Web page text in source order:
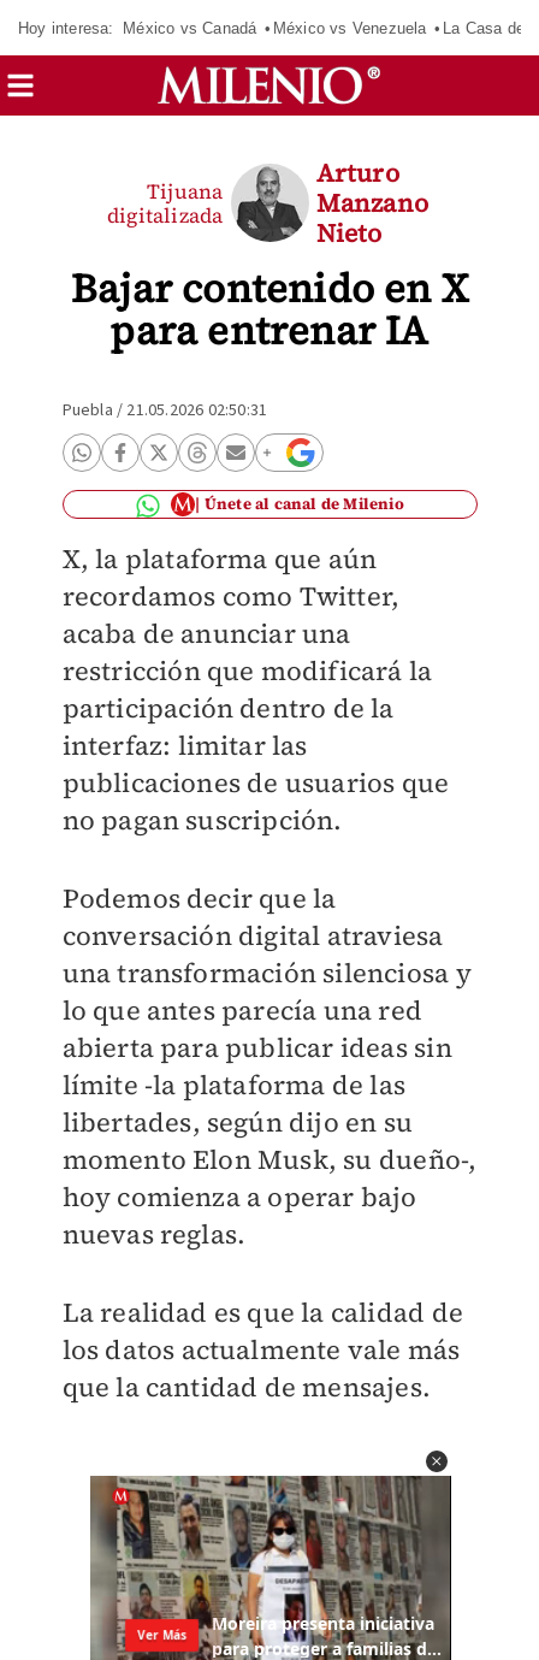
Hoy interesa: México vs Canadá México vs Venezuela La Casa de
Bajar contenido en X
para entrenar IA
Tijuana
digitalizada
Arturo
Manzano
Nieto
Puebla / 21.05.2026 02:50:31
Únete al canal de Milenio
X, la plataforma que aún
recordamos como Twitter,
acaba de anunciar una
restricción que modificará la
participación dentro de la
interfaz: limitar las
publicaciones de usuarios que
no pagan suscripción.
Podemos decir que la
conversación digital atraviesa
una transformación silenciosa y
lo que antes parecía una red
abierta para publicar ideas sin
límite -la plataforma de las
libertades, según dijo en su
momento Elon Musk, su dueño-,
hoy comienza a operar bajo
nuevas reglas.
La realidad es que la calidad de
los datos actualmente vale más
que la cantidad de mensajes.